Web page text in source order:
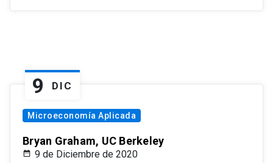
9 DIC
Microeconomía Aplicada
Bryan Graham, UC Berkeley
9 de Diciembre de 2020